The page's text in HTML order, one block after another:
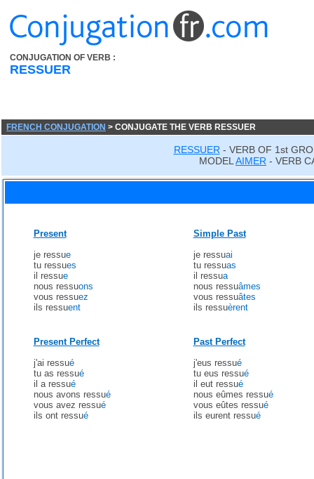
CONJUGATION OF VERB :
RESSUER
FRENCH CONJUGATION > CONJUGATE THE VERB RESSUER
RESSUER - VERB OF 1st
MODEL AIMER - VERB
Present
je ressue
tu ressues
il ressue
nous ressuons
vous ressuez
ils ressuent
Simple Past
je ressuai
tu ressuas
il ressua
nous ressuâmes
vous ressuâtes
ils ressuèrent
Present Perfect
j'ai ressué
tu as ressué
il a ressué
nous avons ressué
vous avez ressué
ils ont ressué
Past Perfect
j'eus ressué
tu eus ressué
il eut ressué
nous eûmes ressué
vous eûtes ressué
ils eurent ressué